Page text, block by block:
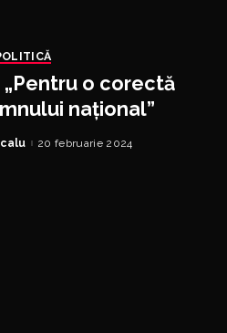
„Pentru o corectă
național”
20 februarie 2024